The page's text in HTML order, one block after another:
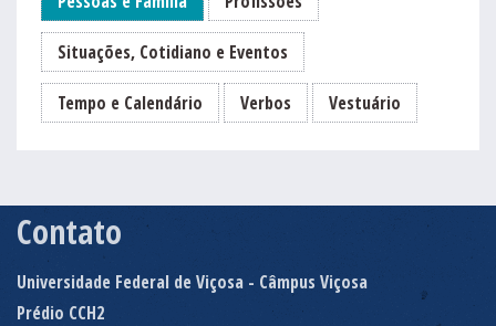
Situações, Cotidiano e Eventos
Tempo e Calendário Verbos Vestuário
Contato
Universidade Federal de Viçosa - Câmpus Viçosa
Prédio CCH2